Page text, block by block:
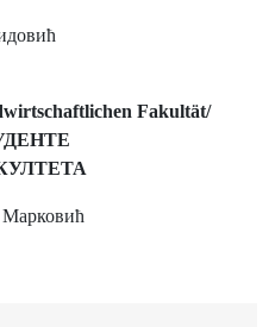
Fakultät/